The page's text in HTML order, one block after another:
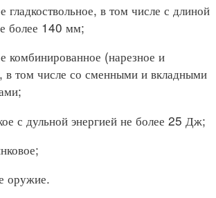
в том числе с длиной
более 140 мм;
(нарезное и
в том числе со сменными и вкладными
с дульной энергией не более 25 Дж;
оружие.